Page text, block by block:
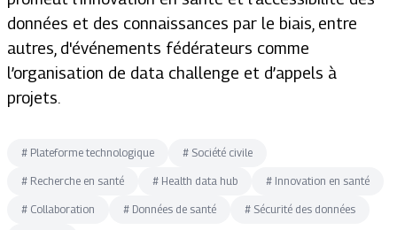
données et des connaissances par le biais, entre
autres, d'événements fédérateurs comme
l’organisation de data challenge et d’appels à
projets.
# Plateforme technologique # Société civile
# Recherche en santé # Health data hub # Innovation en santé
# Collaboration # Données de santé # Sécurité des données